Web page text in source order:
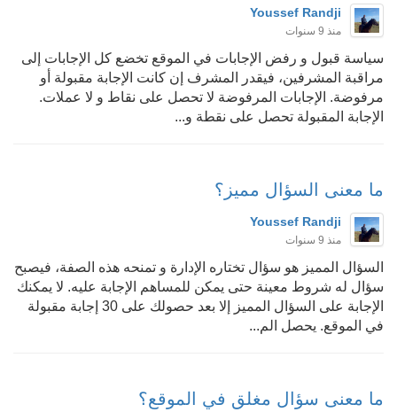
Youssef Randji
منذ 9 سنوات
سياسة قبول و رفض الإجابات في الموقع تخضع كل الإجابات إلى
مراقبة المشرفين، فيقدر المشرف إن كانت الإجابة مقبولة أو
مرفوضة. الإجابات المرفوضة لا تحصل على نقاط و لا عملات.
الإجابة المقبولة تحصل على نقطة و...
ما معنى السؤال مميز؟
Youssef Randji
منذ 9 سنوات
السؤال المميز هو سؤال تختاره الإدارة و تمنحه هذه الصفة، فيصبح
سؤال له شروط معينة حتى يمكن للمساهم الإجابة عليه. لا يمكنك
الإجابة على السؤال المميز إلا بعد حصولك على 30 إجابة مقبولة
في الموقع. يحصل الم...
ما معنى سؤال مغلق في الموقع؟